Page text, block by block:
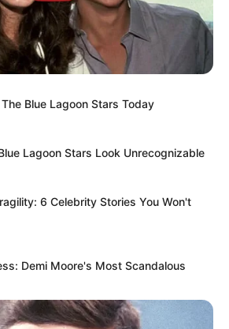
Blue Lagoon Stars Today
Lagoon Stars Look Unrecognizable
6 Celebrity Stories You Won't
Demi Moore's Most Scandalous